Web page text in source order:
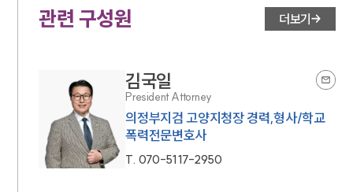
관련 구성원 더보기
김국일
President Attorney
의정부지검 고양지청장 경력,형사/학교
폭력전문변호사
T. 070-5117-2950